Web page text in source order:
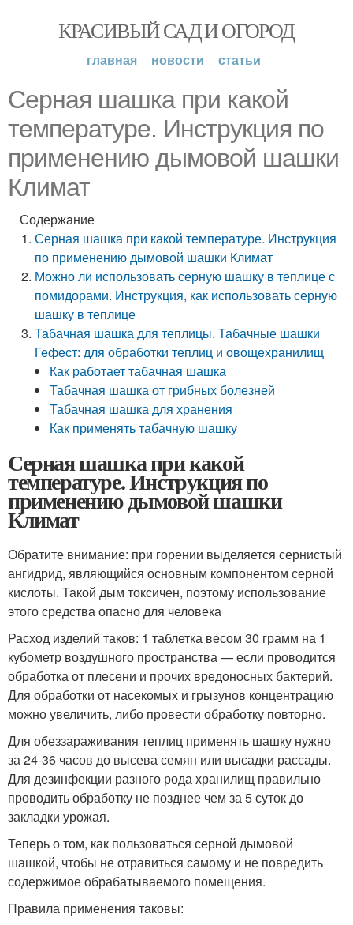
КРАСИВЫЙ САД И ОГОРОД
главная новости статьи
Серная шашка при какой
температуре. Инструкция по
применению дымовой шашки
Климат
Содержание
Серная шашка при какой температуре. Инструкция
по применению дымовой шашки Климат
Можно ли использовать серную шашку в теплице с
помидорами. Инструкция, как использовать серную
шашку в теплице
Табачная шашка для теплицы. Табачные шашки
Гефест: для обработки теплиц и овощехранилищ
Как работает табачная шашка
Табачная шашка от грибных болезней
Табачная шашка для хранения
Как применять табачную шашку
Серная шашка при какой
температуре. Инструкция по
применению дымовой шашки
Климат
Обратите внимание: при горении выделяется сернистый
ангидрид, являющийся основным компонентом серной
кислоты. Такой дым токсичен, поэтому использование
этого средства опасно для человека
Расход изделий таков: 1 таблетка весом 30 грамм на 1
кубометр воздушного пространства — если проводится
обработка от плесени и прочих вредоносных бактерий.
Для обработки от насекомых и грызунов концентрацию
можно увеличить, либо провести обработку повторно.
Для обеззараживания теплиц применять шашку нужно
за 24-36 часов до высева семян или высадки рассады.
Для дезинфекции разного рода хранилищ правильно
проводить обработку не позднее чем за 5 суток до
закладки урожая.
Теперь о том, как пользоваться серной дымовой
шашкой, чтобы не отравиться самому и не повредить
содержимое обрабатываемого помещения.
Правила применения таковы: